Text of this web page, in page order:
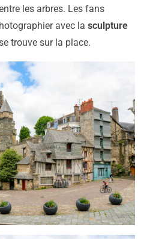
les arbres. Les fans
avec la sculpture
trouve sur la place.